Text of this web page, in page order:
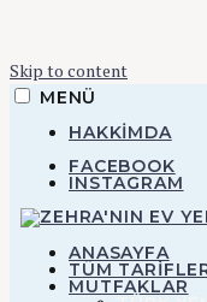
Skip to content
MENÜ
HAKKIMDA
FACEBOOK
INSTAGRAM
ZEHRA'NIN EV
ANASAYFA
TÜM
MUTFAKLAR